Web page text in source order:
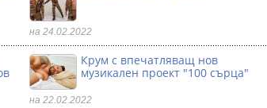
на 24.02.2022
Крум с впечатляващ нов
музикален проект "100 сърца"
на 22.02.2022